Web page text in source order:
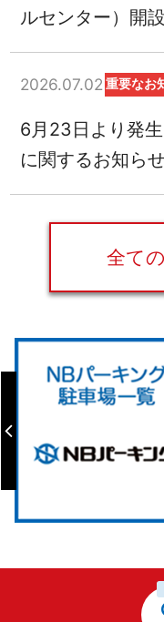
ルセンター）開
2026.07.02 重要なお
6月23日より発
に関するお知らせ
全て